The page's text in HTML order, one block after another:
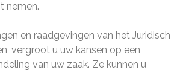
nemen.
en raadgevingen van het Juridisch
vergroot u uw kansen op een
van uw zaak. Ze kunnen u